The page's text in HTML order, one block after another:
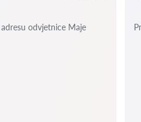
odvjetnice Maje